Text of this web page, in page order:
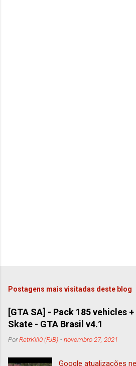
Postagens mais visitadas deste blog
[GTA SA] - Pack 185 vehicles
Skate - GTA Brasil v4.1
PorRetrKill0 (FJB) -novembro 27, 2021
Google atualizações